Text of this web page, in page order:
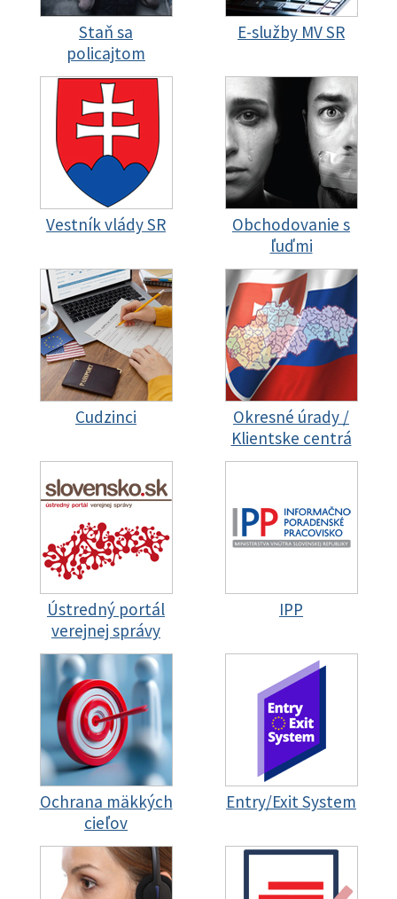
Staň sa
policajtom
E-služby MV SR
Vestník vlády SR
Obchodovanie s
ľuďmi
Cudzinci
Okresné úrady /
Klientske centrá
Ústredný portál
verejnej správy
IPP
Ochrana mäkkých
cieľov
Entry/Exit System